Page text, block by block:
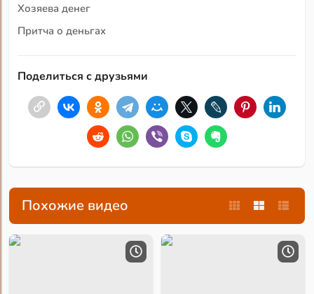
Хозяева денег
Притча о деньгах
Поделиться с друзьями
Похожие видео